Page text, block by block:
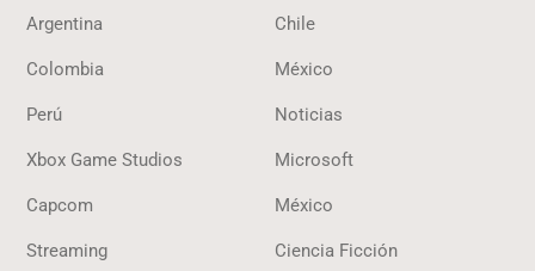
Argentina Chile
Colombia México
Perú Noticias
Xbox Game Studios Microsoft
Capcom México
Streaming Ciencia Ficción